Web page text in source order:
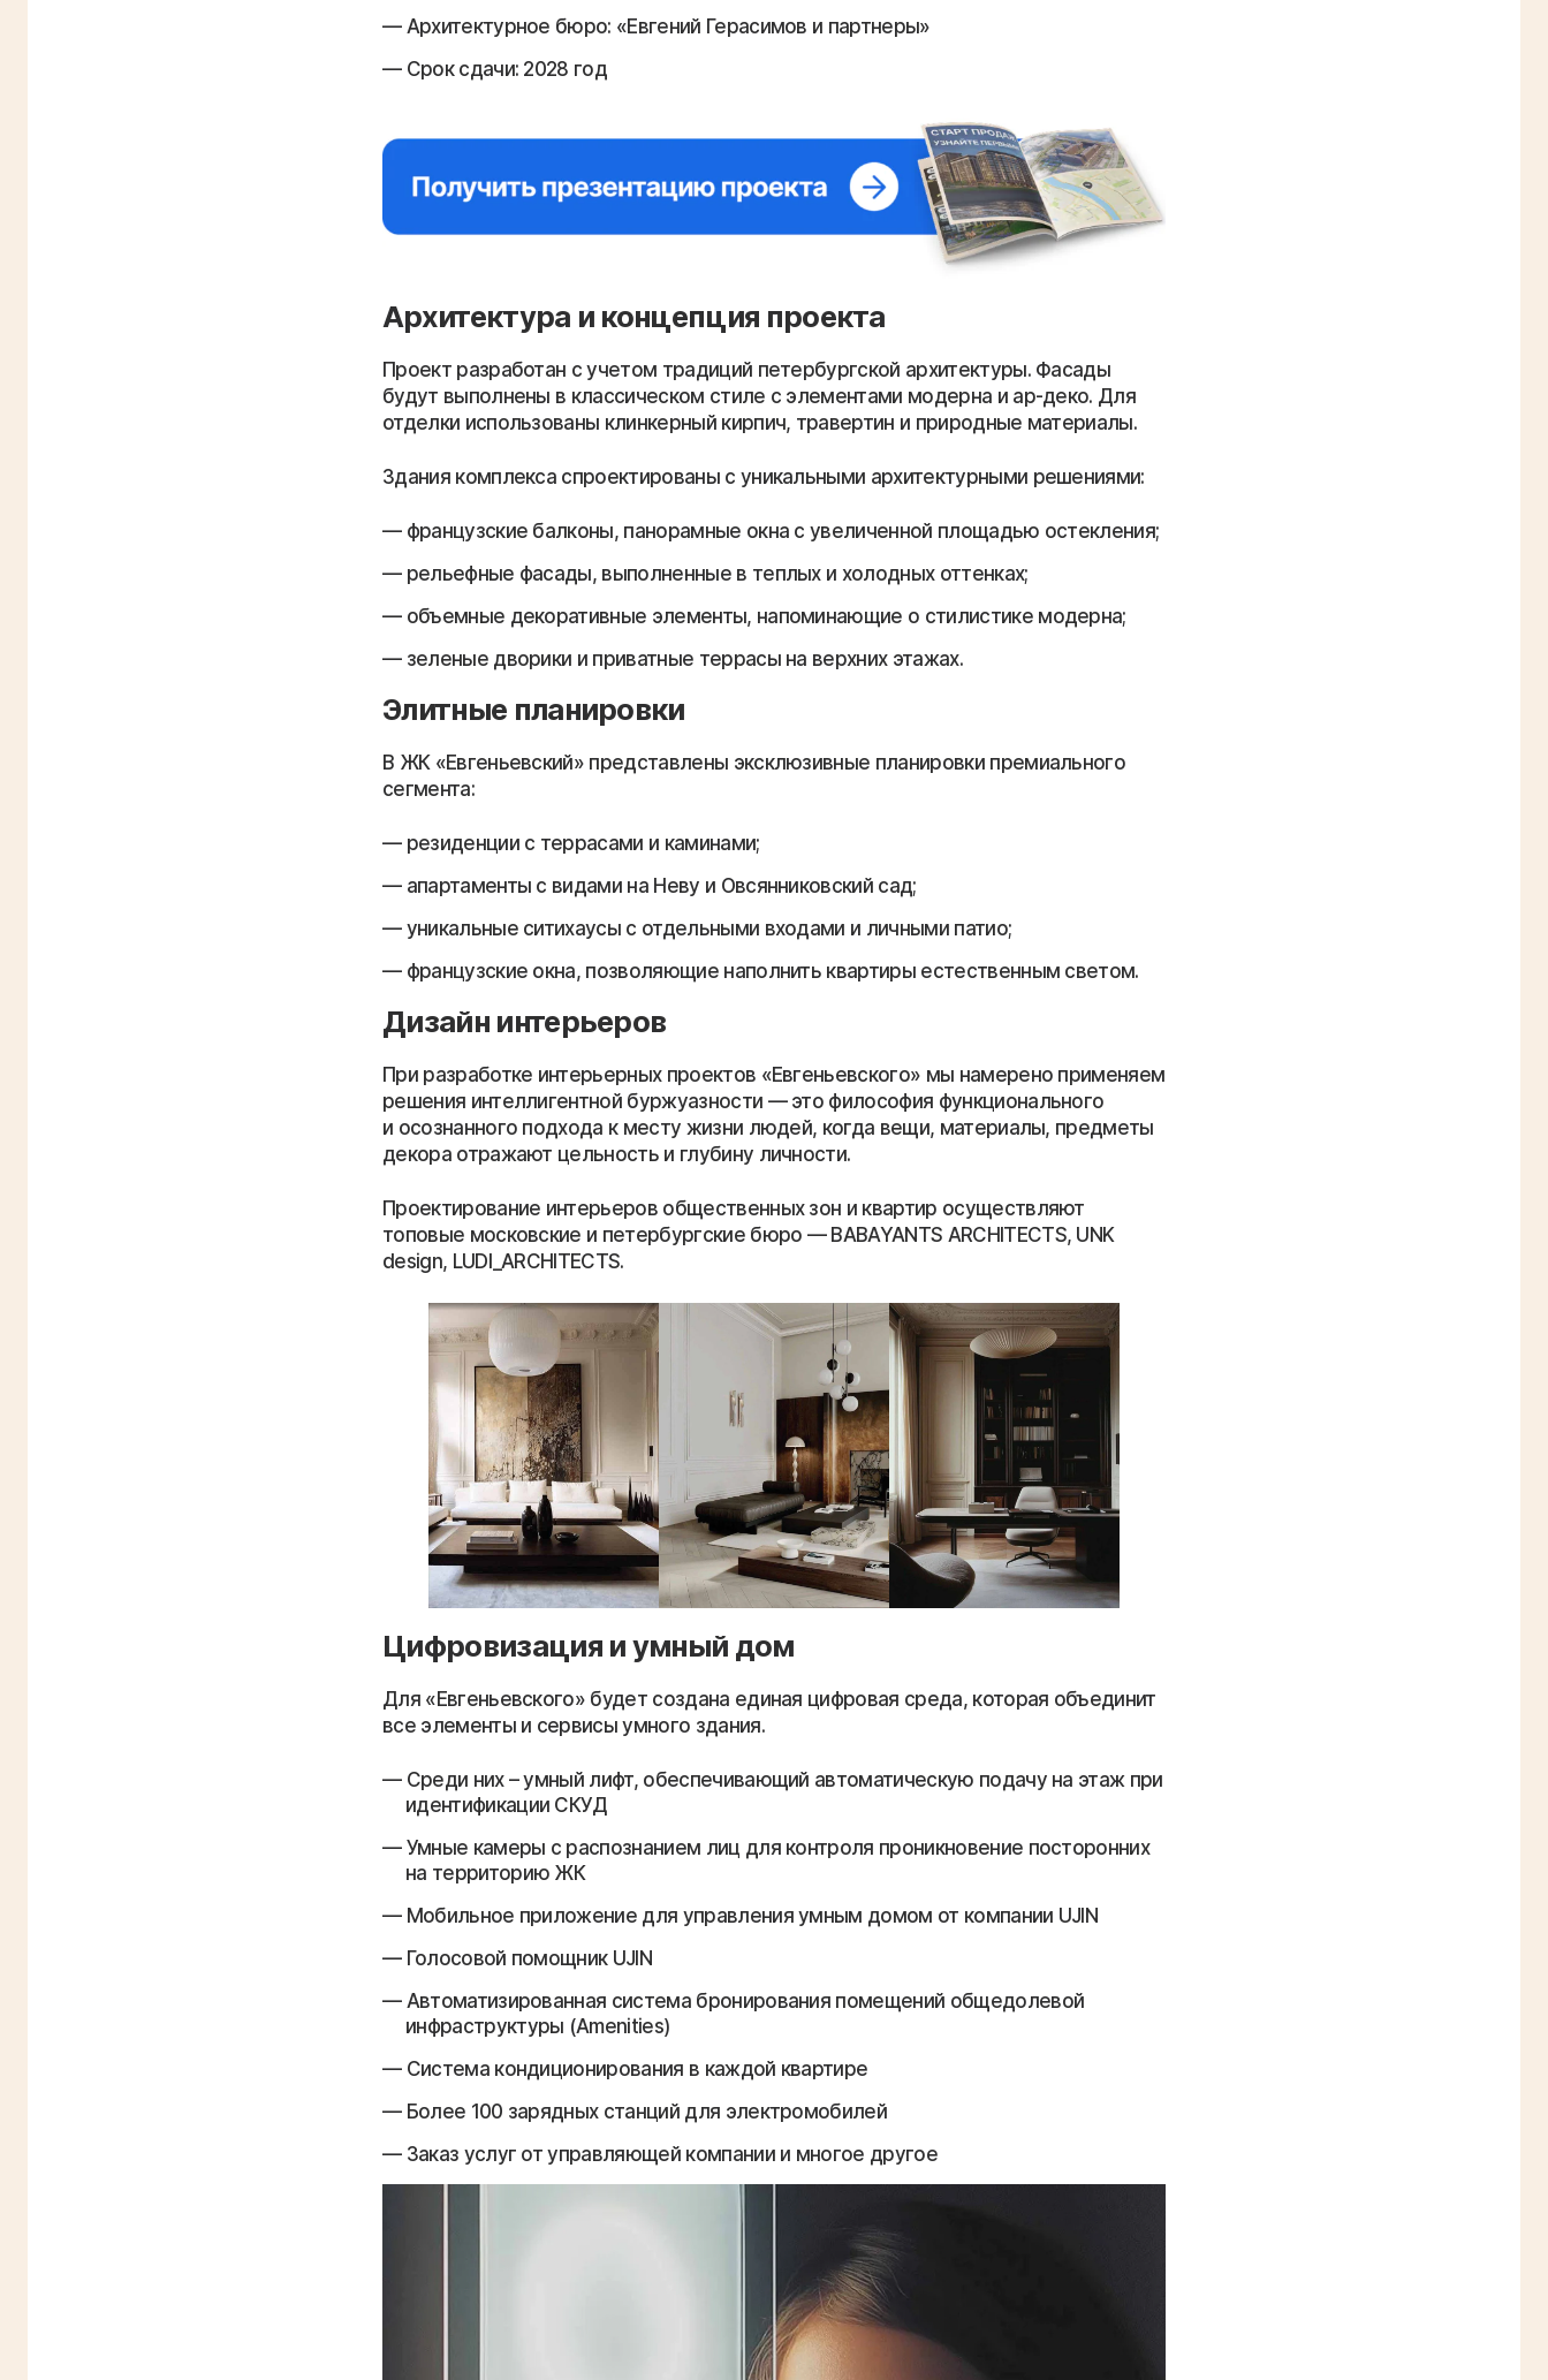
Архитектурное бюро: «Евгений Герасимов и партнеры»
Срок сдачи: 2028 год
Архитектура и концепция проекта
Проект разработан с учетом традиций петербургской архитектуры. Фасады
будут выполнены в классическом стиле с элементами модерна и ар-деко. Для
отделки использованы клинкерный кирпич, травертин и природные материалы.
Здания комплекса спроектированы с уникальными архитектурными решениями:
французские балконы, панорамные окна с увеличенной площадью остекления;
рельефные фасады, выполненные в теплых и холодных оттенках;
объемные декоративные элементы, напоминающие о стилистике модерна;
зеленые дворики и приватные террасы на верхних этажах.
Элитные планировки
В ЖК «Евгеньевский» представлены эксклюзивные планировки премиального
сегмента:
резиденции с террасами и каминами;
апартаменты с видами на Неву и Овсянниковский сад;
уникальные ситихаусы с отдельными входами и личными патио;
французские окна, позволяющие наполнить квартиры естественным светом.
Дизайн интерьеров
При разработке интерьерных проектов «Евгеньевского» мы намерено применяем
решения интеллигентной буржуазности — это философия функционального
и осознанного подхода к месту жизни людей, когда вещи, материалы, предметы
декора отражают цельность и глубину личности.
Проектирование интерьеров общественных зон и квартир осуществляют
топовые московские и петербургские бюро — BABAYANTS ARCHITECTS, UNK
design, LUDI_ARCHITECTS.
Цифровизация и умный дом
Для «Евгеньевского» будет создана единая цифровая среда, которая объединит
все элементы и сервисы умного здания.
Среди них – умный лифт, обеспечивающий автоматическую подачу на этаж при
идентификации СКУД
Умные камеры с распознанием лиц для контроля проникновение посторонних
на территорию ЖК
Мобильное приложение для управления умным домом от компании UJIN
Голосовой помощник UJIN
Автоматизированная система бронирования помещений общедолевой
инфраструктуры (Amenities)
Система кондиционирования в каждой квартире
Более 100 зарядных станций для электромобилей
Заказ услуг от управляющей компании и многое другое